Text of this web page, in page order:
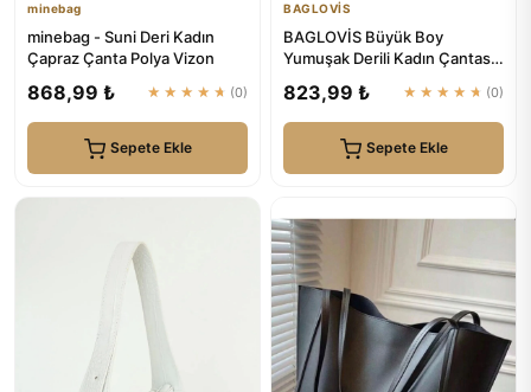
minebag
minebag - Suni Deri Kadın
Çapraz Çanta Polya Vizon
868,99 ₺ ★★★★★ (0)
Sepete Ekle
BAGLOVİS
BAGLOVİS Büyük Boy
Yumuşak Derili Kadın Çantası
823,99 ₺ ★★★★★ (0)
Sepete Ekle